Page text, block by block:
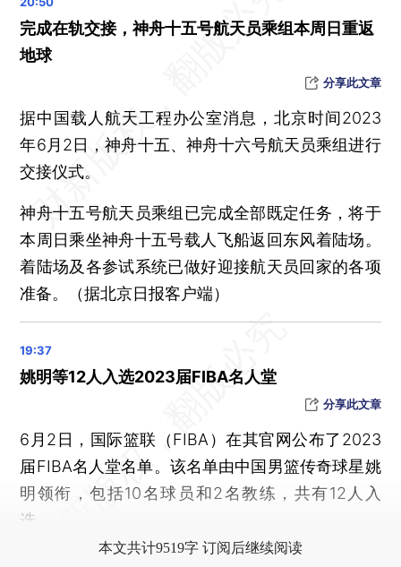
完成在轨交接，神舟十五号航天员乘组本周日重返
地球
分享此文章
据中国载人航天工程办公室消息，北京时间2023
年6月2日，神舟十五、神舟十六号航天员乘组进行
交接仪式。
神舟十五号航天员乘组已完成全部既定任务，将于
本周日乘坐神舟十五号载人飞船返回东风着陆场。
着陆场及各参试系统已做好迎接航天员回家的各项
准备。（据北京日报客户端）
姚明等12人入选2023届FIBA名人堂
分享此文章
6月2日，国际篮联（FIBA）在其官网公布了2023
届FIBA名人堂名单。该名单由中国男篮传奇球星姚
明领衔，包括10名球员和2名教练，共有12人入
选。
本文共计9519字 订阅后继续阅读